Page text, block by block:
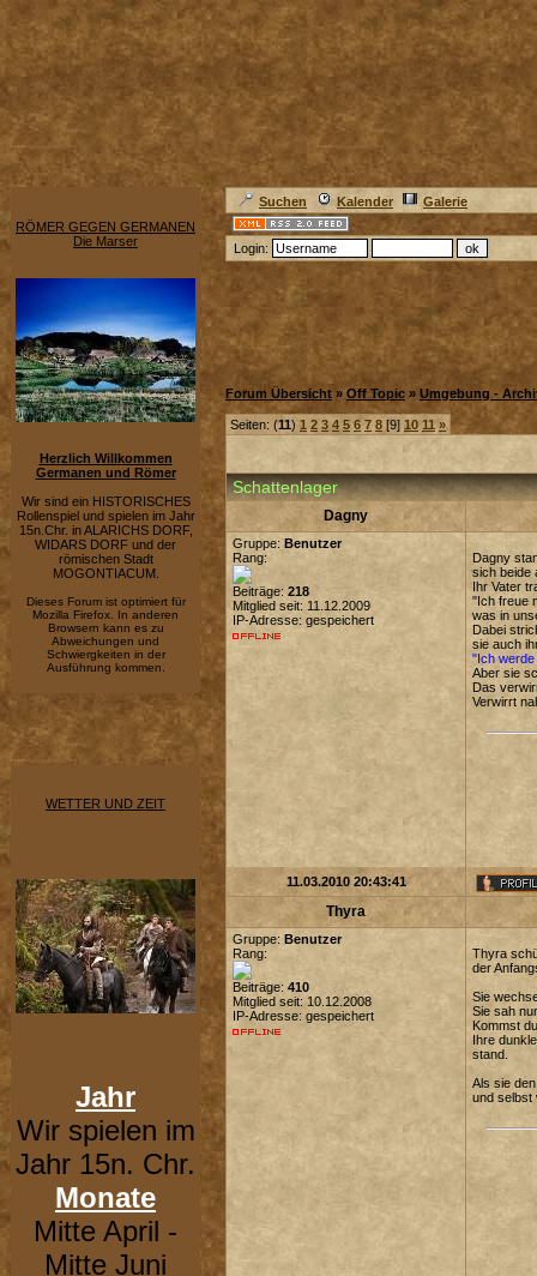
RÖMER GEGEN GERMANEN
Die Marser
Herzlich Willkommen
Germanen und Römer
Wir sind ein HISTORISCHES
Rollenspiel und spielen im Jahr
15n.Chr. in ALARICHS DORF,
WIDARS DORF und der
römischen Stadt
MOGONTIACUM.
Dieses Forum ist optimiert für
Mozilla Firefox. In anderen
Browsern kann es zu
Abweichungen und
Schwiergkeiten in der
Ausführung kommen.
WETTER UND ZEIT
Jahr
Wir spielen im
Jahr 15n. Chr.
Monate
Mitte April -
Mitte Juni
Suchen Kalender Galerie
Login:
Forum Übersicht » Off Topic » Umgebung -
Seiten: (11) 1 2 3 4 5 6 7 8 [9] 10 11 »
Schattenlager
Dagny
Gruppe: Benutzer
Rang:
Beiträge: 218
Mitglied seit: 11.12.2009
IP-Adresse: gespeichert
Dagny
sich beide
Ihr Vater
"Ich freue
was in
Dabei
sie auch
"Ich werde
Aber sie
Das
Verwirrt
11.03.2010 20:43:41
Thyra
Gruppe: Benutzer
Rang:
Beiträge: 410
Mitglied seit: 10.12.2008
IP-Adresse: gespeichert
Thyra
der
Sie
Sie sah
Kommst
Ihre
stand.
Als sie
und selbst